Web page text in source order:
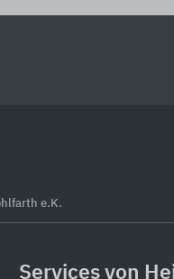
e.K.
Services von